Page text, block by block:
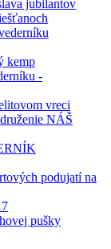
jubilantov
kemp
-
vreci
NÁŠ
podujatí na
pušky